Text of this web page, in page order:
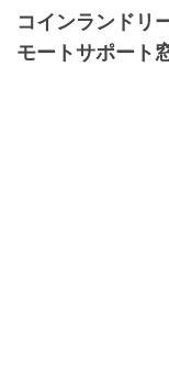
コインランドリ
モートサポート